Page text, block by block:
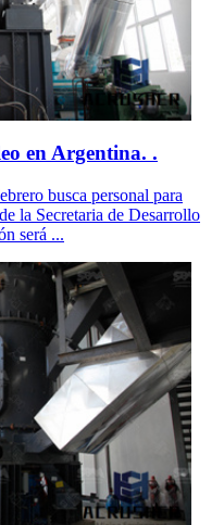
en Argentina. .
busca personal para
la Secretaria de Desarrollo
será ...